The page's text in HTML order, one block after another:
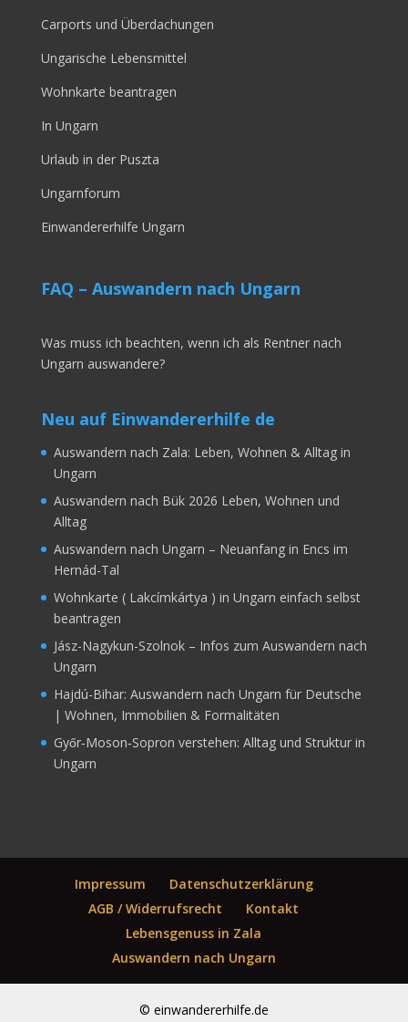
Carports und Überdachungen
Ungarische Lebensmittel
Wohnkarte beantragen
In Ungarn
Urlaub in der Puszta
Ungarnforum
Einwandererhilfe Ungarn
FAQ – Auswandern nach Ungarn
Was muss ich beachten, wenn ich als Rentner nach
Ungarn auswandere?
Neu auf Einwandererhilfe de
Auswandern nach Zala: Leben, Wohnen & Alltag in
Ungarn
Auswandern nach Bük 2026 Leben, Wohnen und
Alltag
Auswandern nach Ungarn – Neuanfang in Encs im
Hernád-Tal
Wohnkarte ( Lakcímkártya ) in Ungarn einfach selbst
beantragen
Jász-Nagykun-Szolnok – Infos zum Auswandern nach
Ungarn
Hajdú-Bihar: Auswandern nach Ungarn für Deutsche
| Wohnen, Immobilien & Formalitäten
Győr‑Moson‑Sopron verstehen: Alltag und Struktur in
Ungarn
Impressum
Datenschutzerklärung
AGB / Widerrufsrecht
Kontakt
Lebensgenuss in Zala
Auswandern nach Ungarn
© einwandererhilfe.de